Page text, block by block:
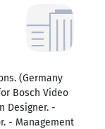
(Germany
Bosch Video
Designer. -
- Management